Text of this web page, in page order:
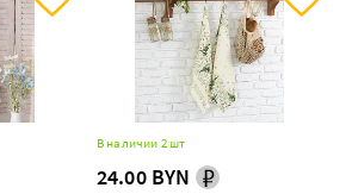
В наличии 2 шт
24.00 BYN